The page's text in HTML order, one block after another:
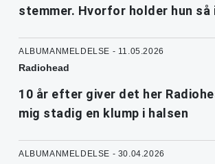
stemmer. Hvorfor holder hun så
ALBUMANMELDELSE - 11.05.2026
Radiohead
10 år efter giver det her
mig stadig en klump i halsen
ALBUMANMELDELSE - 30.04.2026